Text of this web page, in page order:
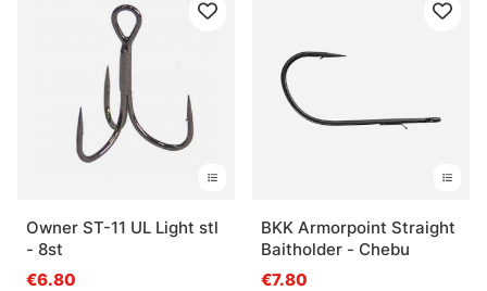
Owner ST-11 UL Light stl
- 8st
€6.80
BKK Armorpoint Straight
Baitholder - Chebu
€7.80